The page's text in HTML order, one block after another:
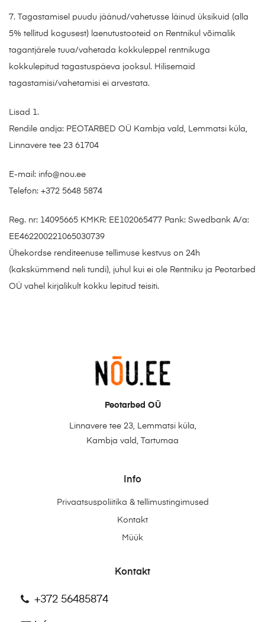
7. Tagastamisel puudu jäänud/vahetusse läinud üksikuid (alla
5% tellitud kogusest) laenutustooteid on Rentnikul võimalik
tagantjärele tuua/vahetada kokkuleppel rentnikuga
kokkulepitud tagastuspäeva jooksul. Hilisemaid
tagastamisi/vahetamisi ei arvestata.
Lisad 1.
Rendile andja: PEOTARBED OÜ Kambja vald, Lemmatsi küla,
Linnavere tee 23 61704
E-mail: info@nou.ee
Telefon: +372 5648 5874
Reg. nr: 14095665 KMKR: EE102065477 Pank: Swedbank A/a:
EE462200221065030739
Ühekordse renditeenuse tellimuse kestvus on 24h
(kakskümmend neli tundi), juhul kui ei ole Rentniku ja Peotarbed
OÜ vahel kirjalikult kokku lepitud teisiti.
Peotarbed OÜ
Linnavere tee 23, Lemmatsi küla,
Kambja vald, Tartumaa
Info
Privaatsuspoliitika & tellimustingimused
Kontakt
Müük
Kontakt
+372 56485874